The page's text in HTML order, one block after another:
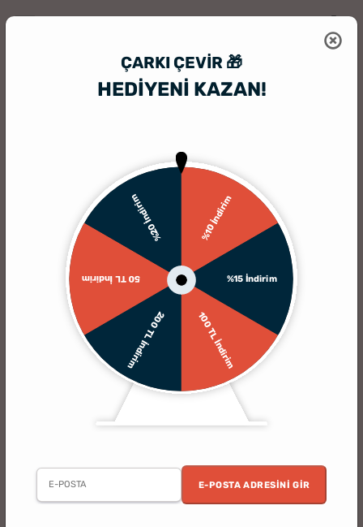
ÇARKI ÇEVIR 🎁
HEDİYENİ KAZAN!
%10 İndirim
%15 İndirim
100 TL İndirim
200 TL İndirim
50 TL İndirim
%20 İndirim
E-POSTA ADRESINI GIR
Arkadaşa En İyi 35 Yılbaşı Hediyesi - Arkadaşa Yılbaşı
Yeni yıl telaşının yaklaştığı şu günlerde pek çok kişi